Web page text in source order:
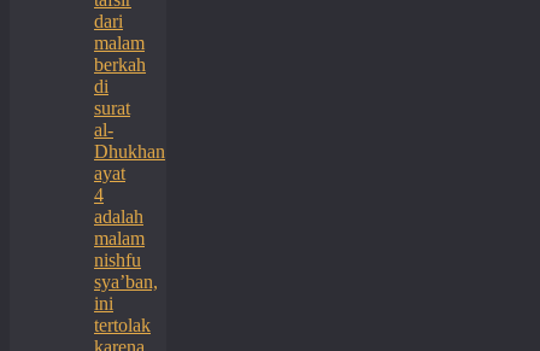
dari
malam
berkah
di
surat
al-
Dhukhan
ayat
4
adalah
malam
nishfu
sya’ban,
ini
tertolak